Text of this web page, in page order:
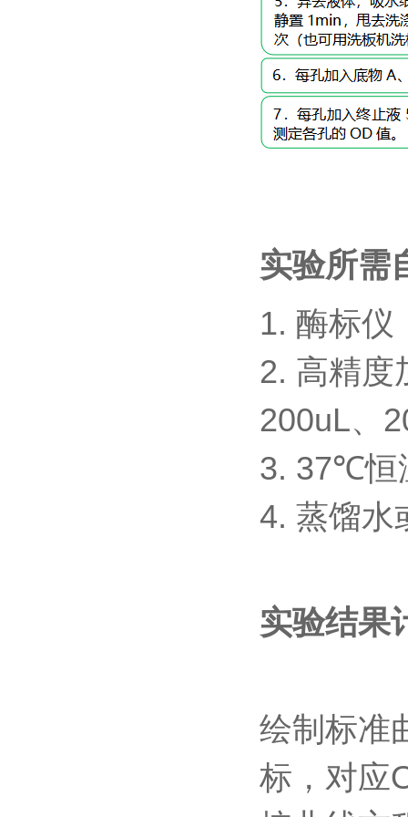
实验所需
1. 酶标仪
2. 高精度
200uL、
3. 37℃恒
4. 蒸馏水
实验结果
绘制标准
标，对应